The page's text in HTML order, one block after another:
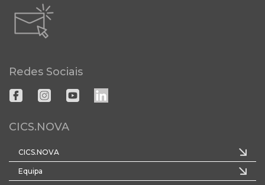
Redes Sociais
CICS.NOVA
CICS.NOVA
Equipa